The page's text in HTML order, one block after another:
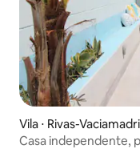
Vila ⋅ Rivas-
Casa independente,